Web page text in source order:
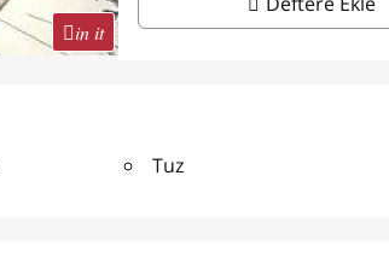
in it
Tuz